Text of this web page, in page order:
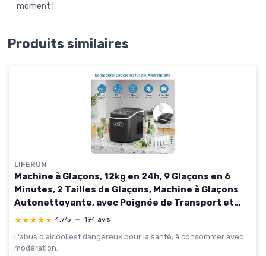
moment !
Produits similaires
LIFERUN
Machine à Glaçons, 12kg en 24h, 9 Glaçons en 6
Minutes, 2 Tailles de Glaçons, Machine à Glaçons
Autonettoyante, avec Poignée de Transport et
Cuillère, pour la Maison/Cuisine/Camping/Bar Noir
★★★★★
★★★★★ 4,7/5 — 194 avis
L'abus d'alcool est dangereux pour la santé, à consommer avec
modération.